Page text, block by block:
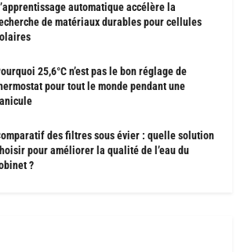
automatique accélère la
de matériaux durables pour cellules
25,6°C n’est pas le bon réglage de
pour tout le monde pendant une
des filtres sous évier : quelle solution
pour améliorer la qualité de l’eau du
?